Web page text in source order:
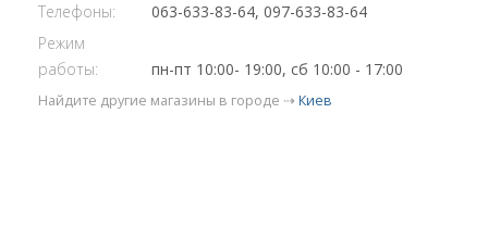
Телефоны:
063-633-83-64, 097-633-83-64
Режим
работы:
пн-пт 10:00- 19:00, сб 10:00 - 17:00
Найдите другие магазины в городе ⇢ Киев